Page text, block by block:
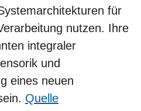
für
nutzen. Ihre
integraler
und
eines neuen
Quelle